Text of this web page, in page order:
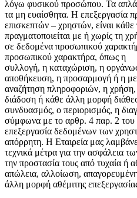
λόγω φυσικού προσώπου. Τα απλά
τα μη ευαίσθητα. Η επεξεργασία
επισκεπτών – χρηστών, είναι
πραγματοποιείται με ή χωρίς τη
σε δεδομένα προσωπικού
προσωπικού χαρακτήρα, όπως η
συλλογή, η καταχώριση, η
αποθήκευση, η προσαρμογή ή η
αναζήτηση πληροφοριών, η
διάδοση ή κάθε άλλη μορφή
συνδυασμός, ο περιορισμός, η
σύμφωνα με το αρθρ. 4 παρ. 2
επεξεργασία δεδομένων των
απόρρητη. Η Εταιρεία μας
τεχνικά μέτρα για την ασφάλεια
την προστασία τους από τυχαία ή
απώλεια, αλλοίωση,
άλλη μορφή αθέμιτης